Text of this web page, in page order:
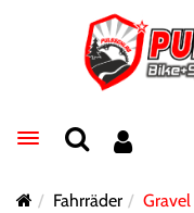
Toggle navigation
Fahrräder Gravel